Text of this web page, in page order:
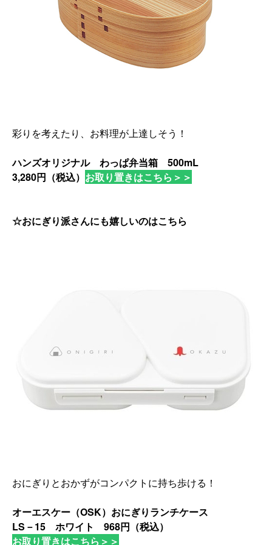
彩りを考えたり、お料理が上達しそう！
ハンズオリジナル わっぱ弁当箱 500mL
3,280円（税込） お取り置きはこちら＞＞
☆おにぎり派さんにも嬉しいのはこちら
おにぎりとおかずがコンパクトに持ち歩ける！
オーエスケー（OSK）おにぎりランチケース
LS－15 ホワイト 968円（税込）
お取り置きはこちら＞＞